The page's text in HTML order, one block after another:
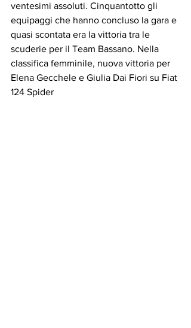
ventesimi assoluti. Cinquantotto gli
equipaggi che hanno concluso la gara e
quasi scontata era la vittoria tra le
scuderie per il Team Bassano. Nella
classifica femminile, nuova vittoria per
Elena Gecchele e Giulia Dai Fiori su Fiat
124 Spider